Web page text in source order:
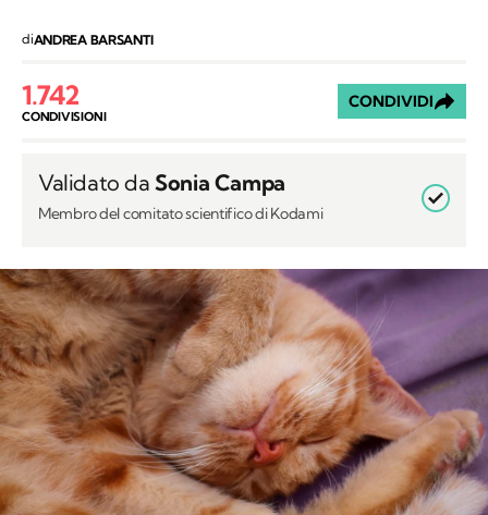
diANDREA BARSANTI
1.742
CONDIVISIONI
CONDIVIDI
Validato daSonia Campa
Membro del comitato scientifico di Kodami